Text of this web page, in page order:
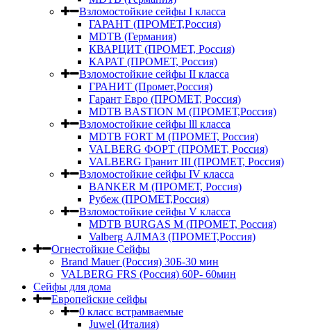
Взломостойкие сейфы I класса
ГАРАНТ (ПРОМЕТ,Россия)
MDTB (Германия)
КВАРЦИТ (ПРОМЕТ, Россия)
КАРАТ (ПРОМЕТ, Россия)
Взломостойкие сейфы II класса
ГРАНИТ (Промет,Россия)
Гарант Евро (ПРОМЕТ, Россия)
MDTB BASTION M (ПРОМЕТ,Россия)
Взломостойкие сейфы lll класса
MDTB FORT M (ПРОМЕТ, Россия)
VALBERG ФОРТ (ПРОМЕТ, Россия)
VALBERG Гранит III (ПРОМЕТ, Россия)
Взломостойкие сейфы IV класса
BANKER M (ПРОМЕТ, Россия)
Рубеж (ПРОМЕТ,Россия)
Взломостойкие сейфы V класса
MDTB BURGAS M (ПРОМЕТ, Россия)
Valberg АЛМАЗ (ПРОМЕТ,Россия)
Огнестойкие Сейфы
Brand Mauer (Россия) 30Б-30 мин
VALBERG FRS (Россия) 60Р- 60мин
Сейфы для дома
Европейские сейфы
0 класс встрамваемые
Juwel (Италия)